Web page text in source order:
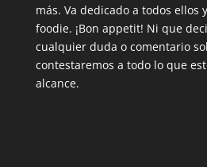
más. Va dedicado a todos ellos
foodie. ¡Bon appetit! Ni que
cualquier duda o comentario
contestaremos a todo lo que
alcance.